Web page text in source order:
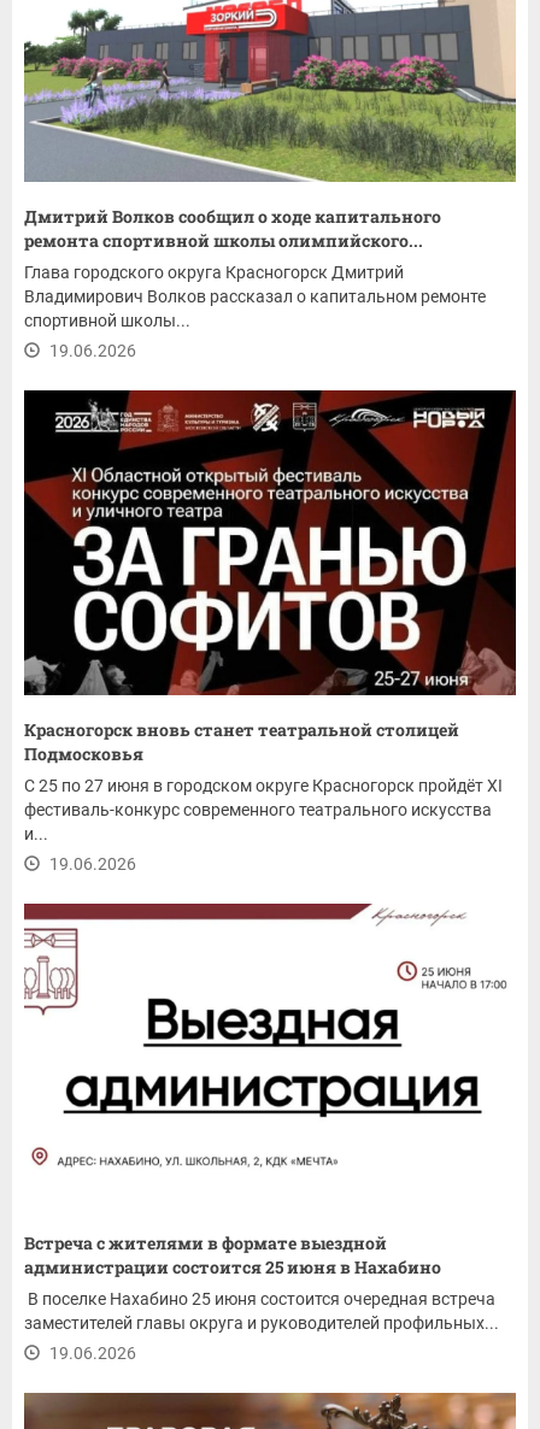
Дмитрий Волков сообщил о ходе капитального
ремонта спортивной школы олимпийского...
Глава городского округа Красногорск Дмитрий
Владимирович Волков рассказал о капитальном ремонте
спортивной школы...
19.06.2026
Красногорск вновь станет театральной столицей
Подмосковья
С 25 по 27 июня в городском округе Красногорск пройдёт XI
фестиваль-конкурс современного театрального искусства
и...
19.06.2026
Встреча с жителями в формате выездной
администрации состоится 25 июня в Нахабино
В поселке Нахабино 25 июня состоится очередная встреча
заместителей главы округа и руководителей профильных...
19.06.2026